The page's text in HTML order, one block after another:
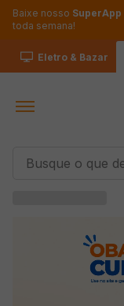
Baixe nosso SuperApp
toda semana!
Eletro & Bazar